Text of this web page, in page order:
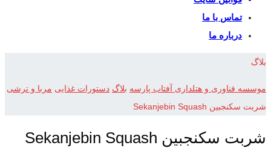
تماس با ما
درباره ما
بلاگ
موسسه فناوری و هتلداری آفتاب پارسه بلاگ دستورات غذایی مربا و ترشی
شربت سکنجبین Sekanjebin Squash
شربت سکنجبین Sekanjebin Squash